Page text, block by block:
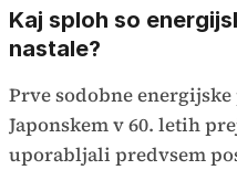
Kaj sploh so
nastale?
Prve sodobne
Japonskem v 60. letih
uporabljali predvsem